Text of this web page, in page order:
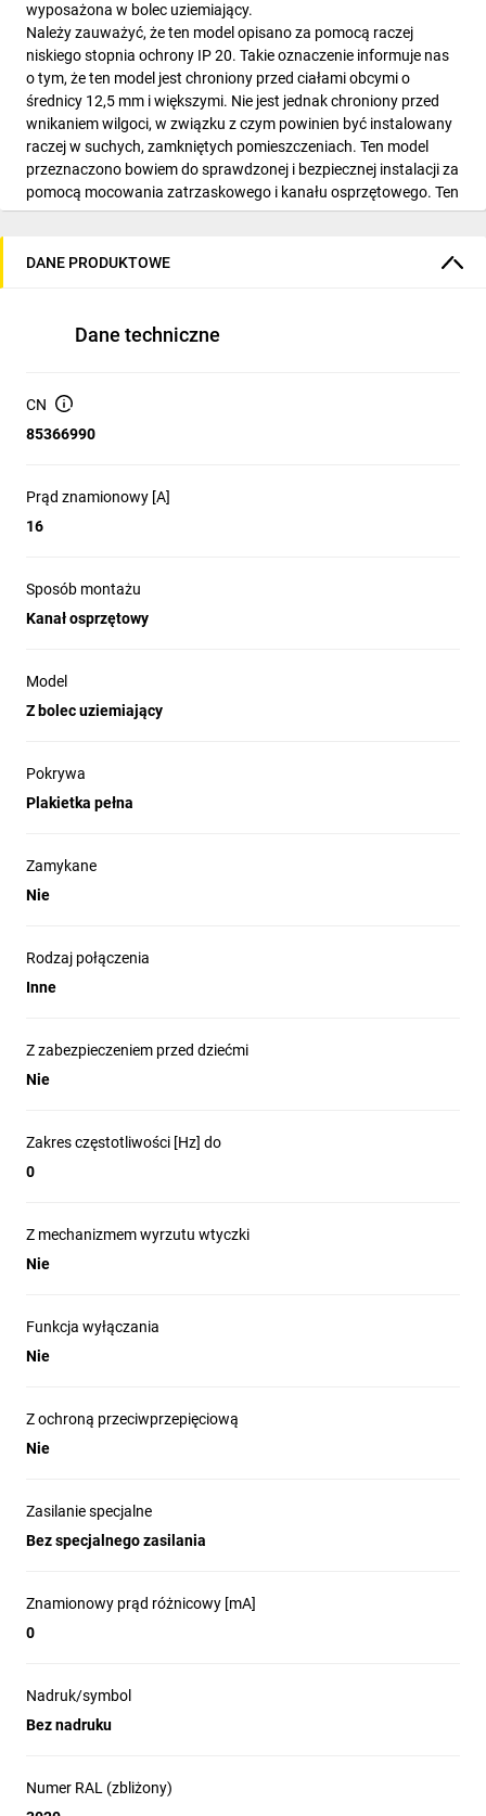
wyposażona w bolec uziemiający.
Należy zauważyć, że ten model opisano za pomocą raczej
niskiego stopnia ochrony IP 20. Takie oznaczenie informuje nas
o tym, że ten model jest chroniony przed ciałami obcymi o
średnicy 12,5 mm i większymi. Nie jest jednak chroniony przed
wnikaniem wilgoci, w związku z czym powinien być instalowany
raczej w suchych, zamkniętych pomieszczeniach. Ten model
przeznaczono bowiem do sprawdzonej i bezpiecznej instalacji za
pomocą mocowania zatrzaskowego i kanału osprzętowego. Ten
model działa przy napięciu znamionowym o wartości 250 V, a z
jest dostępne w wyrazistym i oryginalnym czerwonym kolorze.
DANE PRODUKTOWE
Dane techniczne
CN
85366990
Prąd znamionowy [A]
16
Sposób montażu
Kanał osprzętowy
Model
Z bolec uziemiający
Pokrywa
Plakietka pełna
Zamykane
Nie
Rodzaj połączenia
Inne
Z zabezpieczeniem przed dziećmi
Nie
Zakres częstotliwości [Hz] do
0
Z mechanizmem wyrzutu wtyczki
Nie
Funkcja wyłączania
Nie
Z ochroną przeciwprzepięciową
Nie
Zasilanie specjalne
Bez specjalnego zasilania
Znamionowy prąd różnicowy [mA]
0
Nadruk/symbol
Bez nadruku
Numer RAL (zbliżony)